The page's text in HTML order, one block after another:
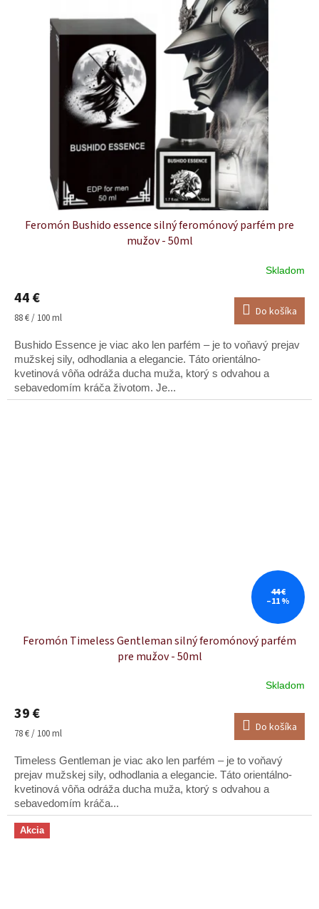
Feromón Bushido essence silný feromónový parfém pre
mužov - 50ml
produktu
je
z
hviezdičiek.
Skladom
44 €
Jednotková
88 € / 100 ml Do košíka
Bushido Essence je viac ako len parfém – je to voňavý prejav
mužskej sily, odhodlania a elegancie. Táto orientálno-
kvetinová vôňa odráža ducha muža, ktorý s odvahou a
sebavedomím kráča životom. Je...
44 €
–11 %
Feromón Timeless Gentleman silný feromónový parfém
pre mužov - 50ml
produktu
je
z
hviezdičiek.
Skladom
39 €
Jednotková
78 € / 100 ml Do košíka
Timeless Gentleman je viac ako len parfém – je to voňavý
prejav mužskej sily, odhodlania a elegancie. Táto orientálno-
kvetinová vôňa odráža ducha muža, ktorý s odvahou a
sebavedomím kráča...
Akcia